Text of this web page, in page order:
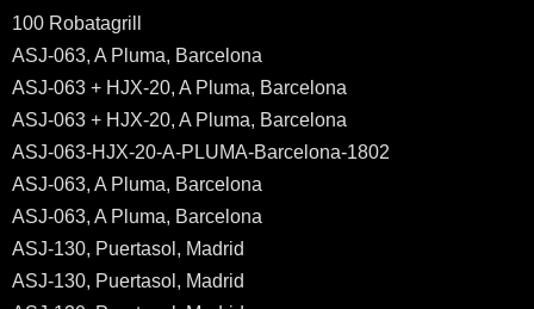
100 Robatagrill
ASJ-063, A Pluma, Barcelona
ASJ-063 + HJX-20, A Pluma, Barcelona
ASJ-063 + HJX-20, A Pluma, Barcelona
ASJ-063-HJX-20-A-PLUMA-Barcelona-1802
ASJ-063, A Pluma, Barcelona
ASJ-063, A Pluma, Barcelona
ASJ-130, Puertasol, Madrid
ASJ-130, Puertasol, Madrid